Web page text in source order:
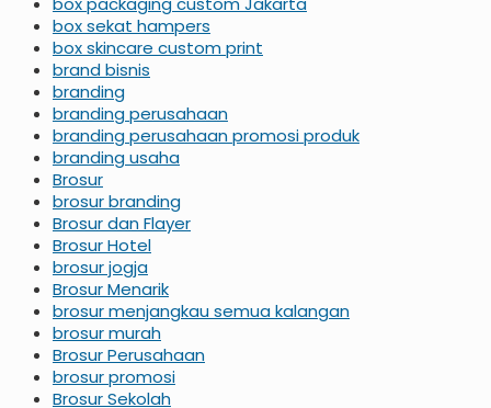
box sekat hampers
box skincare custom print
brand bisnis
branding
branding perusahaan
branding perusahaan promosi produk
branding usaha
Brosur
brosur branding
Brosur dan Flayer
Brosur Hotel
brosur jogja
Brosur Menarik
brosur menjangkau semua kalangan
brosur murah
Brosur Perusahaan
brosur promosi
Brosur Sekolah